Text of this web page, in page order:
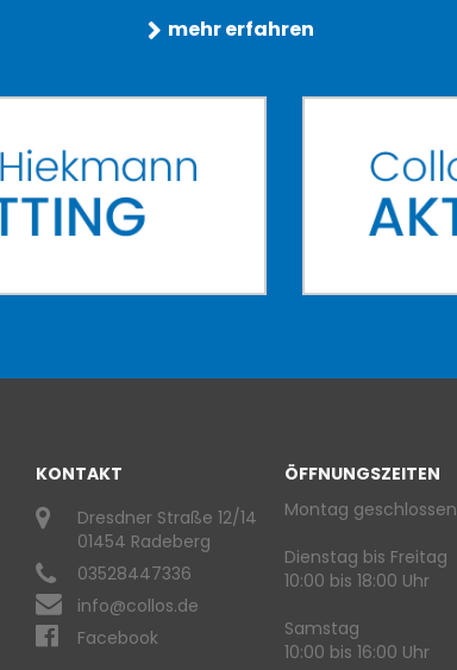
mehr erfahren
KONTAKT
Dresdner Straße 12/14
01454 Radeberg
03528447336
info@collos.de
Facebook
ÖFFNUNGSZEITEN
Montag geschlossen
Dienstag bis Freitag
10:00 bis 18:00 Uhr
Samstag
10:00 bis 16:00 Uhr